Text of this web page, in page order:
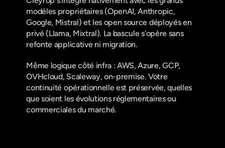
modèles propriétaires (OpenAI, Anthropic,
Google, Mistral) et les open source déployés en
privé (Llama, Mixtral). La bascule s'opère sans
refonte applicative ni migration.
Même logique côté infra : AWS, Azure, GCP,
OVHcloud, Scaleway, on-premise. Votre
continuité opérationnelle est préservée, quelles
que soient les évolutions réglementaires ou
commerciales du marché.